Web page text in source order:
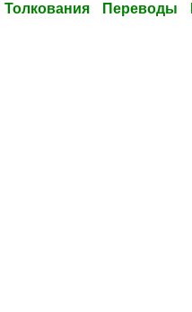
Толкования Переводы